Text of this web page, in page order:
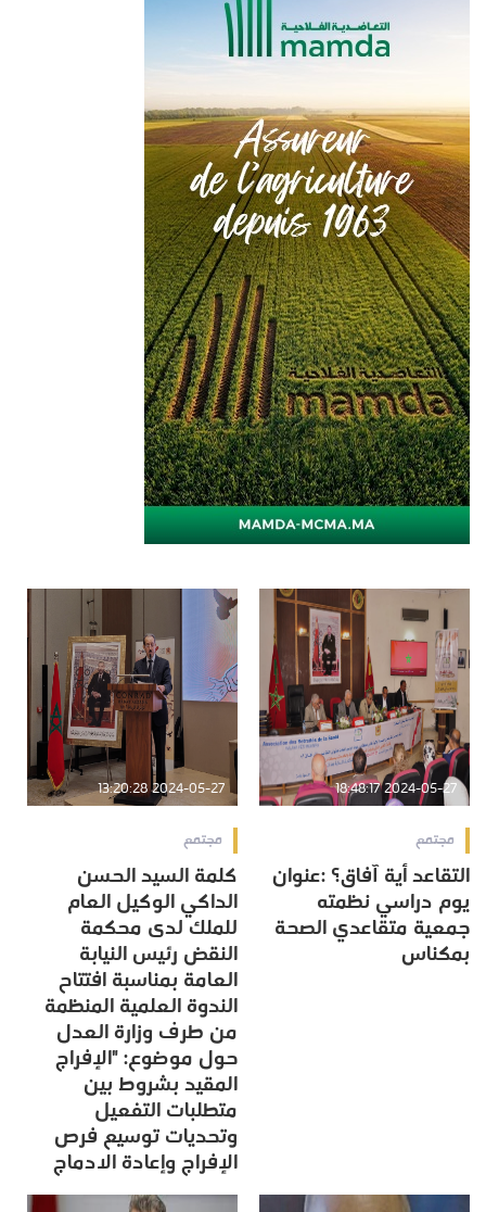
2024-05-27 18:48:17
مجتمع
التقاعد أية آفاق؟ :عنوان
يوم دراسي نظمته
جمعية متقاعدي الصحة
بمكناس
2024-05-27 13:20:28
مجتمع
كلمة السيد الحسن
الداكي الوكيل العام
للملك لدى محكمة
النقض رئيس النيابة
العامة بمناسبة افتتاح
الندوة العلمية المنظمة
من طرف وزارة العدل
حول موضوع: "الإفراج
المقيد بشروط بين
متطلبات التفعيل
وتحديات توسيع فرص
الإفراج وإعادة الادماج